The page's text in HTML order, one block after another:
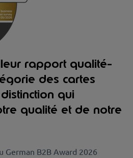
rapport qualité-
des cartes
qui
qualité et de notre
German B2B Award 2026